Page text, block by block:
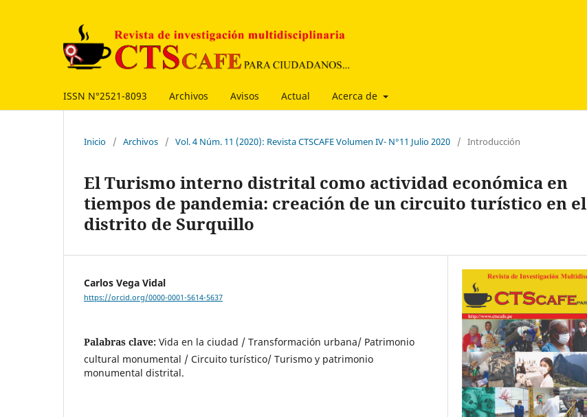
ISSN N°2521-8093 Archivos Avisos Actual Acerca de
Inicio / Archivos / Vol. 4 Núm. 11 (2020): Revista CTSCAFE Volumen IV- N°11 Julio 2020 / Introducción
El Turismo interno distrital como actividad económica en
tiempos de pandemia: creación de un circuito turístico en el
distrito de Surquillo
Carlos Vega Vidal
https://orcid.org/0000-0001-5614-5637
Palabras clave: Vida en la ciudad / Transformación urbana/ Patrimonio
cultural monumental / Circuito turístico/ Turismo y patrimonio
monumental distrital.